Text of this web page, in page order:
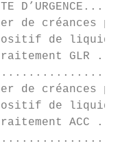
LIQUIDITE
de créances
dispositif
de
de créances
dispositif
de